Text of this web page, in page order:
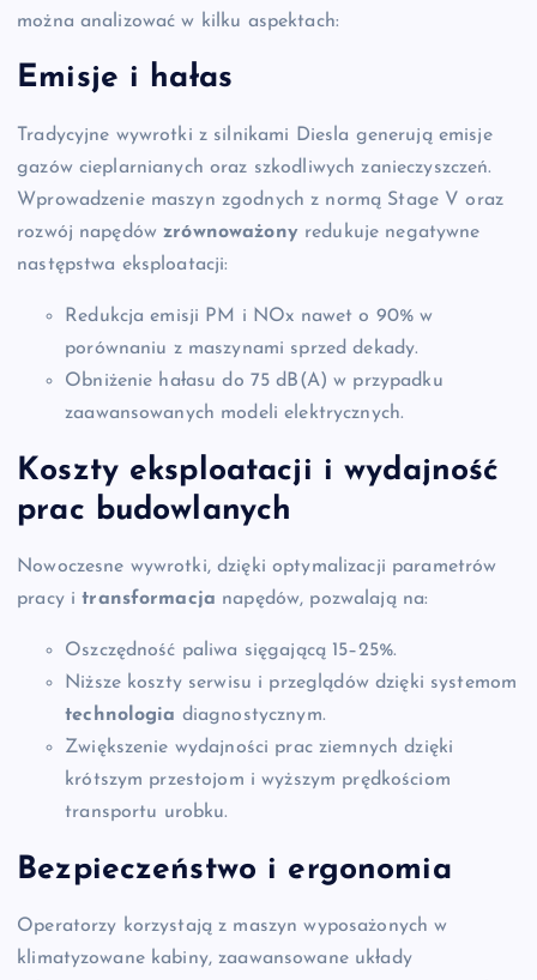
można analizować w kilku aspektach:
Emisje i hałas
Tradycyjne wywrotki z silnikami Diesla generują emisje
gazów cieplarnianych oraz szkodliwych zanieczyszczeń.
Wprowadzenie maszyn zgodnych z normą Stage V oraz
rozwój napędówzrównoważonyredukuje negatywne
następstwa eksploatacji:
Redukcja emisji PM i NOx nawet o 90% w
porównaniu z maszynami sprzed dekady.
Obniżenie hałasu do 75 dB(A) w przypadku
zaawansowanych modeli elektrycznych.
Koszty eksploatacji i wydajność
prac budowlanych
Nowoczesne wywrotki, dzięki optymalizacji parametrów
pracy itransformacja napędów, pozwalają na:
Oszczędność paliwa sięgającą 15–25%.
Niższe koszty serwisu i przeglądów dzięki systemom
technologia diagnostycznym.
Zwiększenie wydajności prac ziemnych dzięki
krótszym przestojom i wyższym prędkościom
transportu urobku.
Bezpieczeństwo i ergonomia
Operatorzy korzystają z maszyn wyposażonych w
klimatyzowane kabiny, zaawansowane układy